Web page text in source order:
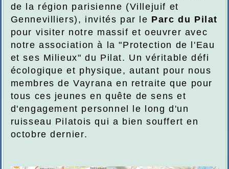
de la région parisienne (Villejuif et
Gennevilliers), invités par le Parc du Pilat
pour visiter notre massif et oeuvrer avec
notre association à la "Protection de l'Eau
et ses Milieux" du Pilat. Un véritable défi
écologique et physique, autant pour nous
membres de Vayrana en retraite que pour
tous ces jeunes en quête de sens et
d'engagement personnel le long d'un
ruisseau Pilatois qui a bien souffert en
octobre dernier.